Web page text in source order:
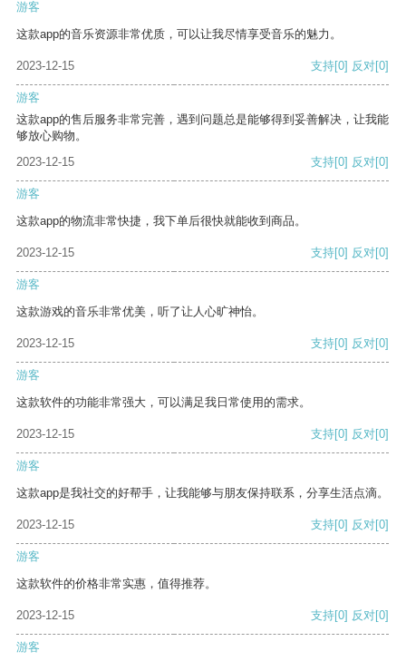
游客
这款app的音乐资源非常优质，可以让我尽情享受音乐的魅力。
2023-12-15 支持[0] 反对[0]
游客
这款app的售后服务非常完善，遇到问题总是能够得到妥善解决，让我能
够放心购物。
2023-12-15
支持[0] 反对[0]
游客
这款app的物流非常快捷，我下单后很快就能收到商品。
2023-12-15 支持[0] 反对[0]
游客
这款游戏的音乐非常优美，听了让人心旷神怡。
2023-12-15 支持[0] 反对[0]
游客
这款软件的功能非常强大，可以满足我日常使用的需求。
2023-12-15 支持[0] 反对[0]
游客
这款app是我社交的好帮手，让我能够与朋友保持联系，分享生活点滴。
2023-12-15 支持[0] 反对[0]
游客
这款软件的价格非常实惠，值得推荐。
2023-12-15 支持[0] 反对[0]
游客